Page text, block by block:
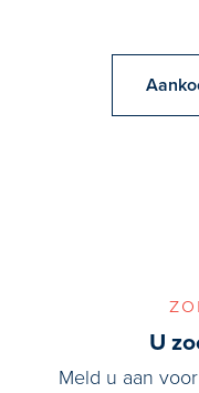
U
Meld u aan